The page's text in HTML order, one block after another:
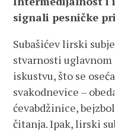
signali pesničke
Subašićev lirski
stvarnosti
iskustvu, što se
svakodnevice –
ćevabdžinice,
čitanja. Ipak, lirski